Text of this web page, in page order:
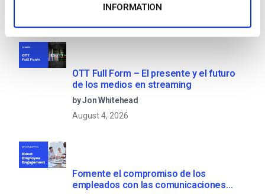
INFORMATION
OTT Full Form – El presente y el futuro
de los medios en streaming
by Jon Whitehead
August 4, 2026
Fomente el compromiso de los
empleados con las comunicaciones